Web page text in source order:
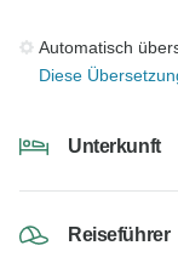
Automatisch
Diese
Unterkunft
Reiseführer